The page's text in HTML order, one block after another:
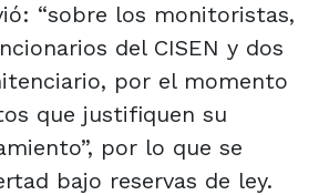
“sobre los monitoristas,
del CISEN y dos
por el momento
que justifiquen su
por lo que se
bajo reservas de ley.